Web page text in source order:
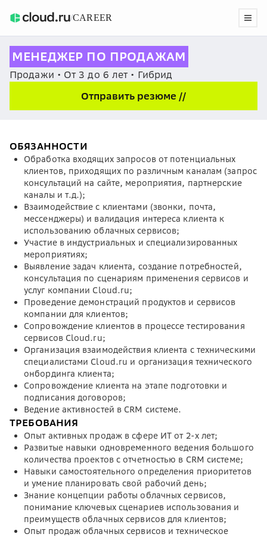
/CAREER
МЕНЕДЖЕР ПО ПРОДАЖАМ
Продажи • От 3 до 6 лет • Гибрид
Отправить резюме //
ОБЯЗАННОСТИ
Обработка входящих запросов от потенциальных
клиентов, приходящих по различным каналам (запрос
консультаций на сайте, мероприятия, партнерские
каналы и т.д.);
Взаимодействие с клиентами (звонки, почта,
мессенджеры) и валидация интереса клиента к
использованию облачных сервисов;
Участие в индустриальных и специализированных
мероприятиях;
Выявление задач клиента, создание потребностей,
консультация по сценариям применения сервисов и
услуг компании Cloud.ru;
Проведение демонстраций продуктов и сервисов
компании для клиентов;
Сопровождение клиентов в процессе тестирования
сервисов Cloud.ru;
Организация взаимодействия клиента с техническими
специалистами Cloud.ru и организация технического
онбординга клиента;
Сопровождение клиента на этапе подготовки и
подписания договоров;
Ведение активностей в CRM системе.
ТРЕБОВАНИЯ
Опыт активных продаж в сфере ИТ от 2-х лет;
Развитые навыки одновременного ведения большого
количества проектов с отчетностью в CRM системе;
Навыки самостоятельного определения приоритетов
и умение планировать свой рабочий день;
Знание концепции работы облачных сервисов,
понимание ключевых сценариев использования и
преимуществ облачных сервисов для клиентов;
Опыт продаж облачных сервисов и техническое